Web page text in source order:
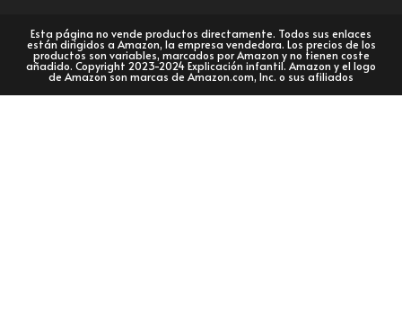
Esta página no vende productos directamente. Todos sus enlaces
están dirigidos a Amazon, la empresa vendedora. Los precios de los
productos son variables, marcados por Amazon y no tienen coste
añadido. Copyright 2023-2024 Explicación infantil. Amazon y el logo
de Amazon son marcas de Amazon.com, Inc. o sus afiliados